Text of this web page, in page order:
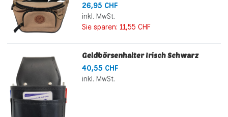
26,95 CHF
inkl. MwSt.
Sie sparen: 11,55 CHF
Geldbörsenhalter Irisch Schwarz
40,55 CHF
inkl. MwSt.